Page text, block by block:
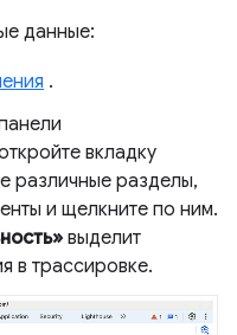
данные:
.
вкладку
различные разделы,
и щелкните по ним.
выделит
в трассировке.